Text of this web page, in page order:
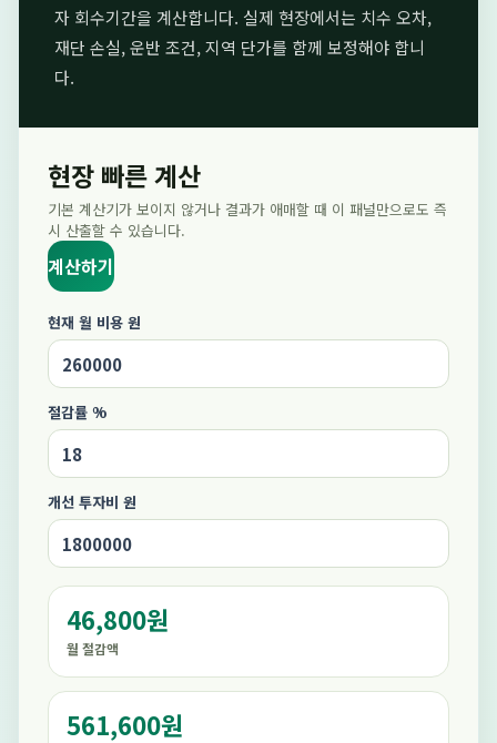
자 회수기간을 계산합니다. 실제 현장에서는 치수 오차,
재단 손실, 운반 조건, 지역 단가를 함께 보정해야 합니
다.
현장 빠른 계산
기본 계산기가 보이지 않거나 결과가 애매할 때 이 패널만으로도 즉
시 산출할 수 있습니다.
계산하기
현재 월 비용 원
절감률 %
개선 투자비 원
46,800원
월 절감액
561,600원